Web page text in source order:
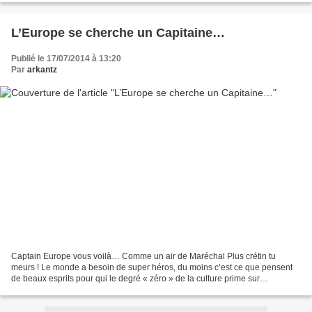
L’Europe se cherche un Capitaine…
Publié le 17/07/2014 à 13:20
Par arkantz
Captain Europe vous voilà… Comme un air de Maréchal Plus crétin tu
meurs ! Le monde a besoin de super héros, du moins c’est ce que pensent
de beaux esprits pour qui le degré « zéro » de la culture prime sur